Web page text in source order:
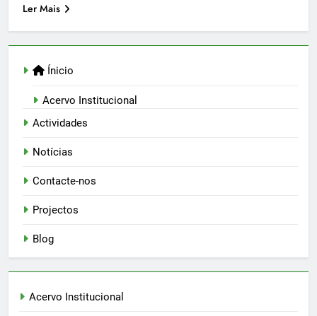
Ínicio
Acervo Institucional
Actividades
Notícias
Contacte-nos
Projectos
Blog
Acervo Institucional
Ler Mais